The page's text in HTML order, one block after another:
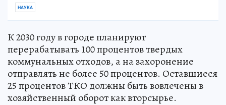
НАУКА
К 2030 году в городе планируют
перерабатывать 100 процентов твердых
коммунальных отходов, а на захоронение
отправлять не более 50 процентов. Оставшиеся
25 процентов ТКО должны быть вовлечены в
хозяйственный оборот как вторсырье.